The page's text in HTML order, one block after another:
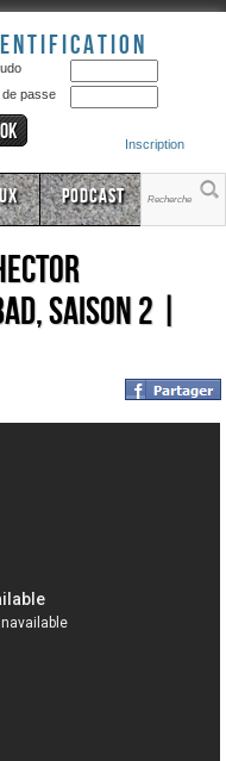
de passe
Inscription
Podcast
Saison 2 |